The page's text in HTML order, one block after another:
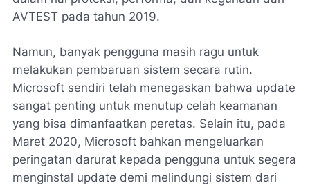
AVTEST pada tahun 2019.
Namun, banyak pengguna masih ragu untuk
melakukan pembaruan sistem secara rutin.
Microsoft sendiri telah menegaskan bahwa update
sangat penting untuk menutup celah keamanan
yang bisa dimanfaatkan peretas. Selain itu, pada
Maret 2020, Microsoft bahkan mengeluarkan
peringatan darurat kepada pengguna untuk segera
menginstal update demi melindungi sistem dari